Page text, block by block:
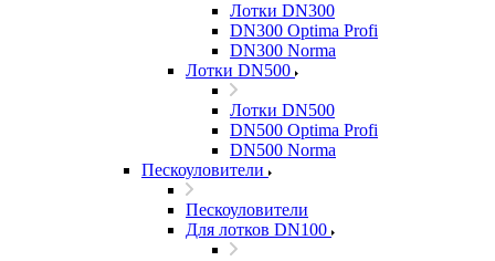
Лотки DN300
DN300 Optima Profi
DN300 Norma
Лотки DN500
Лотки DN500
DN500 Optima Profi
DN500 Norma
Пескоуловители
Пескоуловители
Для лотков DN100